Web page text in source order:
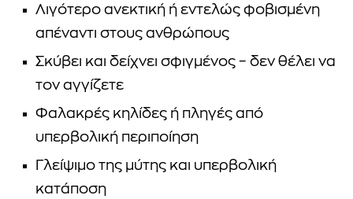
Λιγότερο ανεκτική ή εντελώς φοβισμένη
απέναντι στους ανθρώπους
Σκύβει και δείχνει σφιγμένος – δεν θέλει να
τον αγγίζετε
Φαλακρές κηλίδες ή πληγές από
υπερβολική περιποίηση
Γλείψιμο της μύτης και υπερβολική
κατάποση